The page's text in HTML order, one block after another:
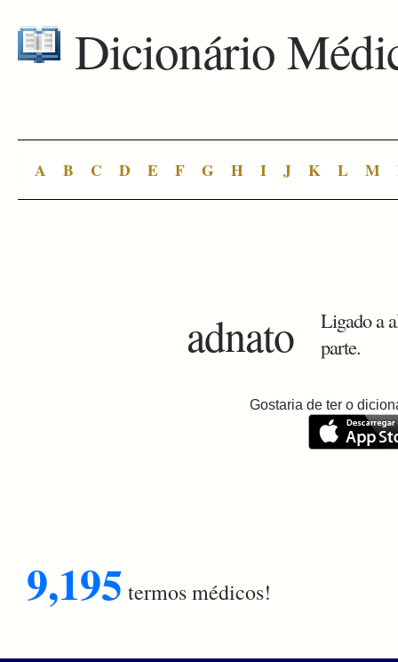
Dicionário
A B C D E F G H I J K L M
adnato
Ligado a
parte.
Gostaria de ter o
9,195 termos médicos!